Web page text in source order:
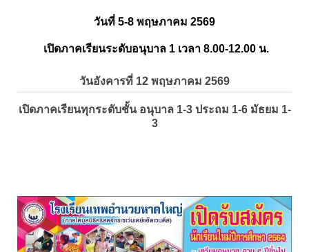
วันที่ 5-8 พฤษภาคม 2569
เปิดภาคเรียนระดับอนุบาล 1 เวลา 8.00-12.00 น.
วันอังคารที่ 12 พฤษภาคม 2569
เปิดภาคเรียนทุกระดับชั้น อนุบาล 1-3 ประถม 1-6 มัธยม 1-
3